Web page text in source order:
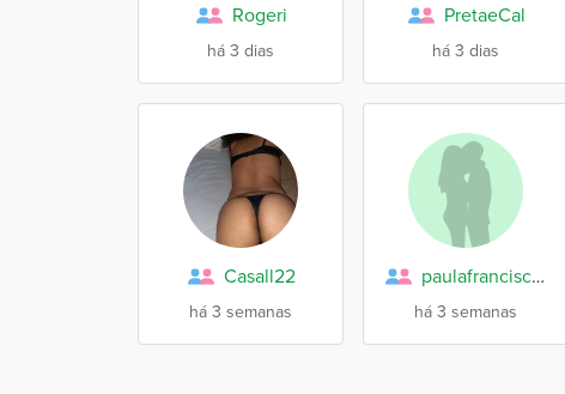
Rogeri
há 3 dias
PretaeCal
há 3 dias
Casall22
há 3 semanas
paulafrancisco123
há 3 semanas